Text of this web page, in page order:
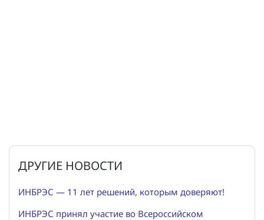
ДРУГИЕ НОВОСТИ
ИНБРЭС — 11 лет решений, которым доверяют!
ИНБРЭС принял участие во Всероссийском